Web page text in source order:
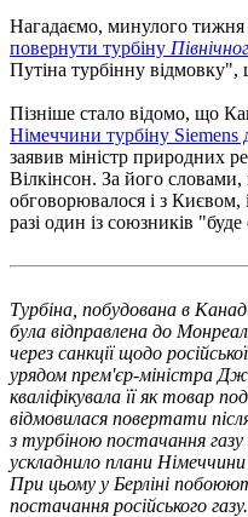
Нагадаємо, минулого
повернути турбіну
Путіна турбінну
Пізніше стало відомо, що
Німеччини турбіну Siemens
заявив міністр природних
Вілкінсон. За його
обговорювалося і з Києвом,
разі один із союзників
Турбіна, побудована в
була відправлена ​​до
через санкції щодо
урядом прем'єр-міністра
кваліфікувала її як товар
відмовилася повертати
з турбіною постачання
ускладнило плани
При цьому у Берліні
постачання російського газу.